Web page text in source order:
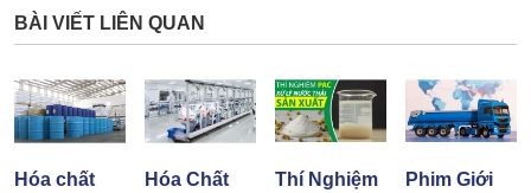
BÀI VIẾT LIÊN QUAN
Hóa chất
Hóa Chất
Thí Nghiệm
Phim Giới